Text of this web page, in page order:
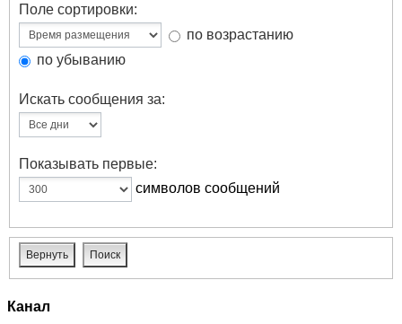
Поле сортировки:
по возрастанию
по убыванию
Искать сообщения за:
Показывать первые:
символов сообщений
Канал